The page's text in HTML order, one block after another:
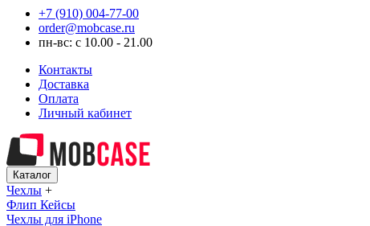
+7 (910) 004-77-00
order@mobcase.ru
пн-вс: с 10.00 - 21.00
Контакты
Доставка
Оплата
Личный кабинет
Каталог
Чехлы +
Флип Кейсы
Чехлы для iPhone